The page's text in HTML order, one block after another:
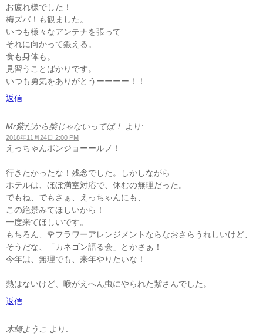
お疲れ様でした！
梅ズバ！も観ました。
いつも様々なアンテナを張って
それに向かって鍛える。
食も身体も。
見習うことばかりです。
いつも勇気をありがとうーーーー！！
返信
Mr紫だから柴じゃないってば！ より:
2018年11月24日 2:00 PM
えっちゃんボンジョーールノ！
行きたかったな！残念でした。しかしながら
ホテルは、ほぼ満室対応で、休むの無理だった。
でもね、でもさぁ、えっちゃんにも、
この絶景みてほしいから！
一度来てほしいです。
もちろん、🌹フラワーアレンジメントならなおさらうれしいけど、
そうだな、「カネゴン語る会」とかさぁ！
今年は、無理でも、来年やりたいな！
熱はないけど、喉がえへん虫にやられた紫さんでした。
返信
木崎ようこ より: